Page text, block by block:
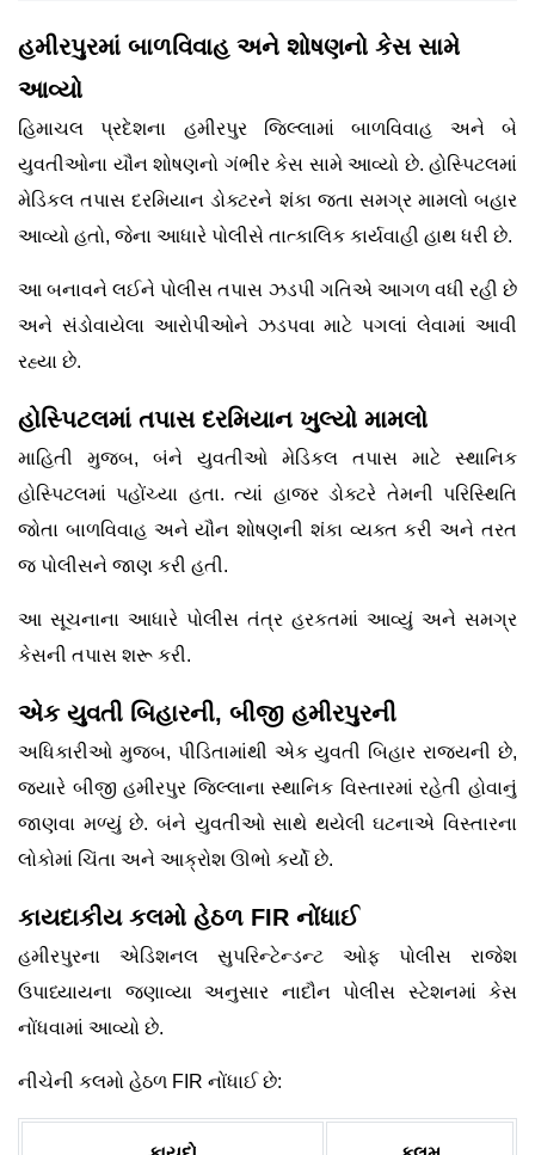
હમીરપુરમાં બાળવિવાહ અને શોષણનો કેસ સામે
આવ્યો
હિમાચલ પ્રદેશના હમીરપુર જિલ્લામાં બાળવિવાહ અને બે
યુવતીઓના યૌન શોષણનો ગંભીર કેસ સામે આવ્યો છે. હોસ્પિટલમાં
મેડિકલ તપાસ દરમિયાન ડોક્ટરને શંકા જતા સમગ્ર મામલો બહાર
આવ્યો હતો, જેના આધારે પોલીસે તાત્કાલિક કાર્યવાહી હાથ ધરી છે.
આ બનાવને લઈને પોલીસ તપાસ ઝડપી ગતિએ આગળ વધી રહી છે
અને સંડોવાયેલા આરોપીઓને ઝડપવા માટે પગલાં લેવામાં આવી
રહ્યા છે.
હોસ્પિટલમાં તપાસ દરમિયાન ખુલ્યો મામલો
માહિતી મુજબ, બંને યુવતીઓ મેડિકલ તપાસ માટે સ્થાનિક
હોસ્પિટલમાં પહોંચ્યા હતા. ત્યાં હાજર ડોક્ટરે તેમની પરિસ્થિતિ
જોતા બાળવિવાહ અને યૌન શોષણની શંકા વ્યક્ત કરી અને તરત
જ પોલીસને જાણ કરી હતી.
આ સૂચનાના આધારે પોલીસ તંત્ર હરકતમાં આવ્યું અને સમગ્ર
કેસની તપાસ શરૂ કરી.
એક યુવતી બિહારની, બીજી હમીરપુરની
અધિકારીઓ મુજબ, પીડિતામાંથી એક યુવતી બિહાર રાજ્યની છે,
જ્યારે બીજી હમીરપુર જિલ્લાના સ્થાનિક વિસ્તારમાં રહેતી હોવાનું
જાણવા મળ્યું છે. બંને યુવતીઓ સાથે થયેલી ઘટનાએ વિસ્તારના
લોકોમાં ચિંતા અને આક્રોશ ઊભો કર્યો છે.
કાયદાકીય કલમો હેઠળ FIR નોંધાઈ
હમીરપુરના એડિશનલ સુપરિન્ટેન્ડન્ટ ઓફ પોલીસ રાજેશ
ઉપાધ્યાયના જણાવ્યા અનુસાર નાદૌન પોલીસ સ્ટેશનમાં કેસ
નોંધવામાં આવ્યો છે.
નીચેની કલમો હેઠળ FIR નોંધાઈ છે: